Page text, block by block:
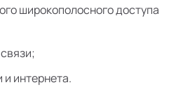
широкополосного доступа
интернета.